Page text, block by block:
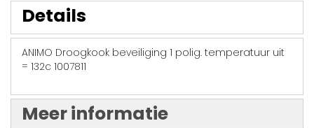
Details
ANIMO Droogkook beveiliging 1 polig. temperatuur uit
= 132c 1007811
Meer informatie